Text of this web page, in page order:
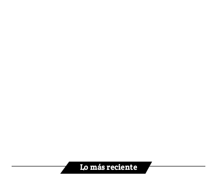
Lo más reciente